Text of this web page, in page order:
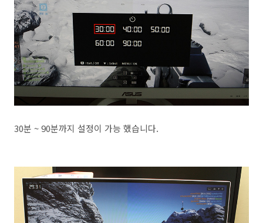
30분 ~ 90분까지 설정이 가능 했습니다.